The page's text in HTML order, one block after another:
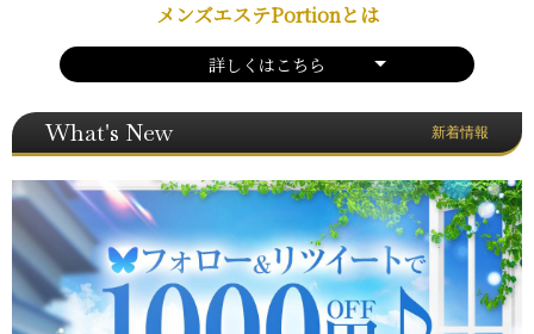
メンズエステPortionとは
詳しくはこちら
What's New 新着情報